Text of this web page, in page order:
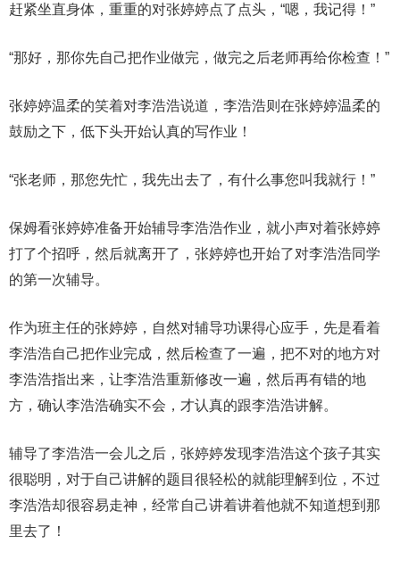
赶紧坐直身体，重重的对张婷婷点了点头，“嗯，我记得！”
“那好，那你先自己把作业做完，做完之后老师再给你检查！”
张婷婷温柔的笑着对李浩浩说道，李浩浩则在张婷婷温柔的
鼓励之下，低下头开始认真的写作业！
“张老师，那您先忙，我先出去了，有什么事您叫我就行！”
保姆看张婷婷准备开始辅导李浩浩作业，就小声对着张婷婷
打了个招呼，然后就离开了，张婷婷也开始了对李浩浩同学
的第一次辅导。
作为班主任的张婷婷，自然对辅导功课得心应手，先是看着
李浩浩自己把作业完成，然后检查了一遍，把不对的地方对
李浩浩指出来，让李浩浩重新修改一遍，然后再有错的地
方，确认李浩浩确实不会，才认真的跟李浩浩讲解。
辅导了李浩浩一会儿之后，张婷婷发现李浩浩这个孩子其实
很聪明，对于自己讲解的题目很轻松的就能理解到位，不过
李浩浩却很容易走神，经常自己讲着讲着他就不知道想到那
里去了！